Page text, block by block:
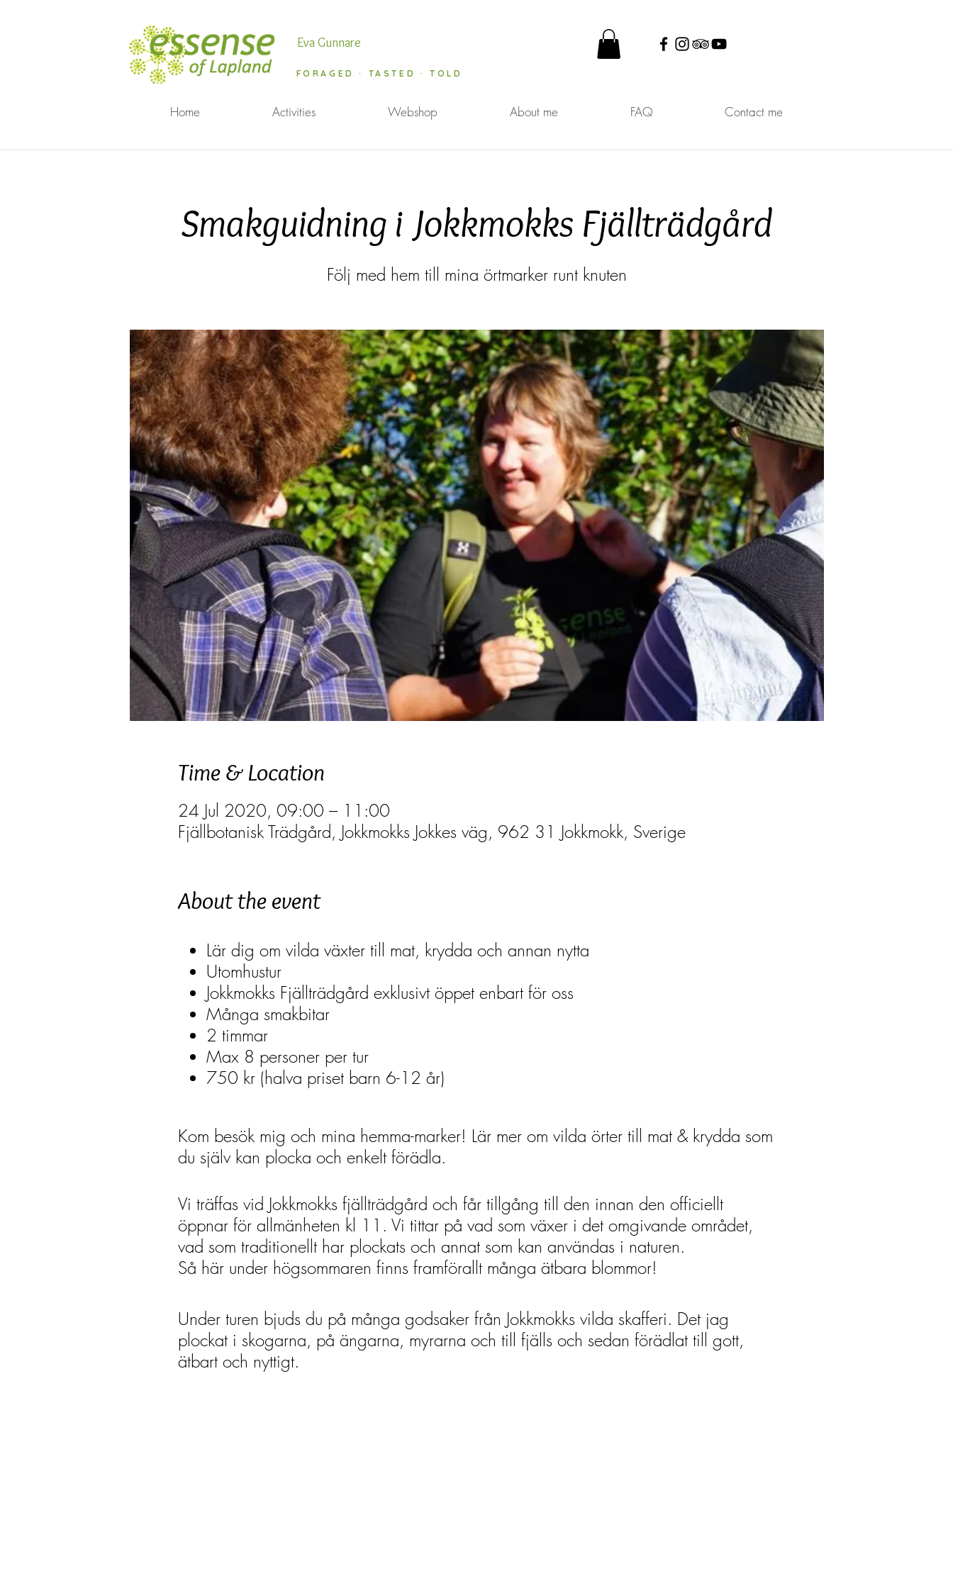
Eva Gunnare
FORAGED · TASTED · TOLD
Home Activities Webshop About me FAQ Contact me
Smakguidning i Jokkmokks Fjällträdgård
Följ med hem till mina örtmarker runt knuten
Time & Location
24 Jul 2020, 09:00 – 11:00
Fjällbotanisk Trädgård, Jokkmokks Jokkes väg, 962 31 Jokkmokk, Sverige
About the event
Lär dig om vilda växter till mat, krydda och annan nytta
Utomhustur
Jokkmokks Fjällträdgård exklusivt öppet enbart för oss
Många smakbitar
2 timmar
Max 8 personer per tur
750 kr (halva priset barn 6-12 år)
Kom besök mig och mina hemma-marker! Lär mer om vilda örter till mat & krydda som
du själv kan plocka och enkelt förädla.
Vi träffas vid Jokkmokks fjällträdgård och får tillgång till den innan den officiellt
öppnar för allmänheten kl 11. Vi tittar på vad som växer i det omgivande området,
vad som traditionellt har plockats och annat som kan användas i naturen.
Så här under högsommaren finns framförallt många ätbara blommor!
Under turen bjuds du på många godsaker från Jokkmokks vilda skafferi. Det jag
plockat i skogarna, på ängarna, myrarna och till fjälls och sedan förädlat till gott,
ätbart och nyttigt.